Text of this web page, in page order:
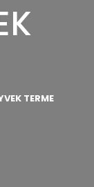
TERME